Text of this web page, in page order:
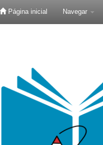
Página inicial Navegar